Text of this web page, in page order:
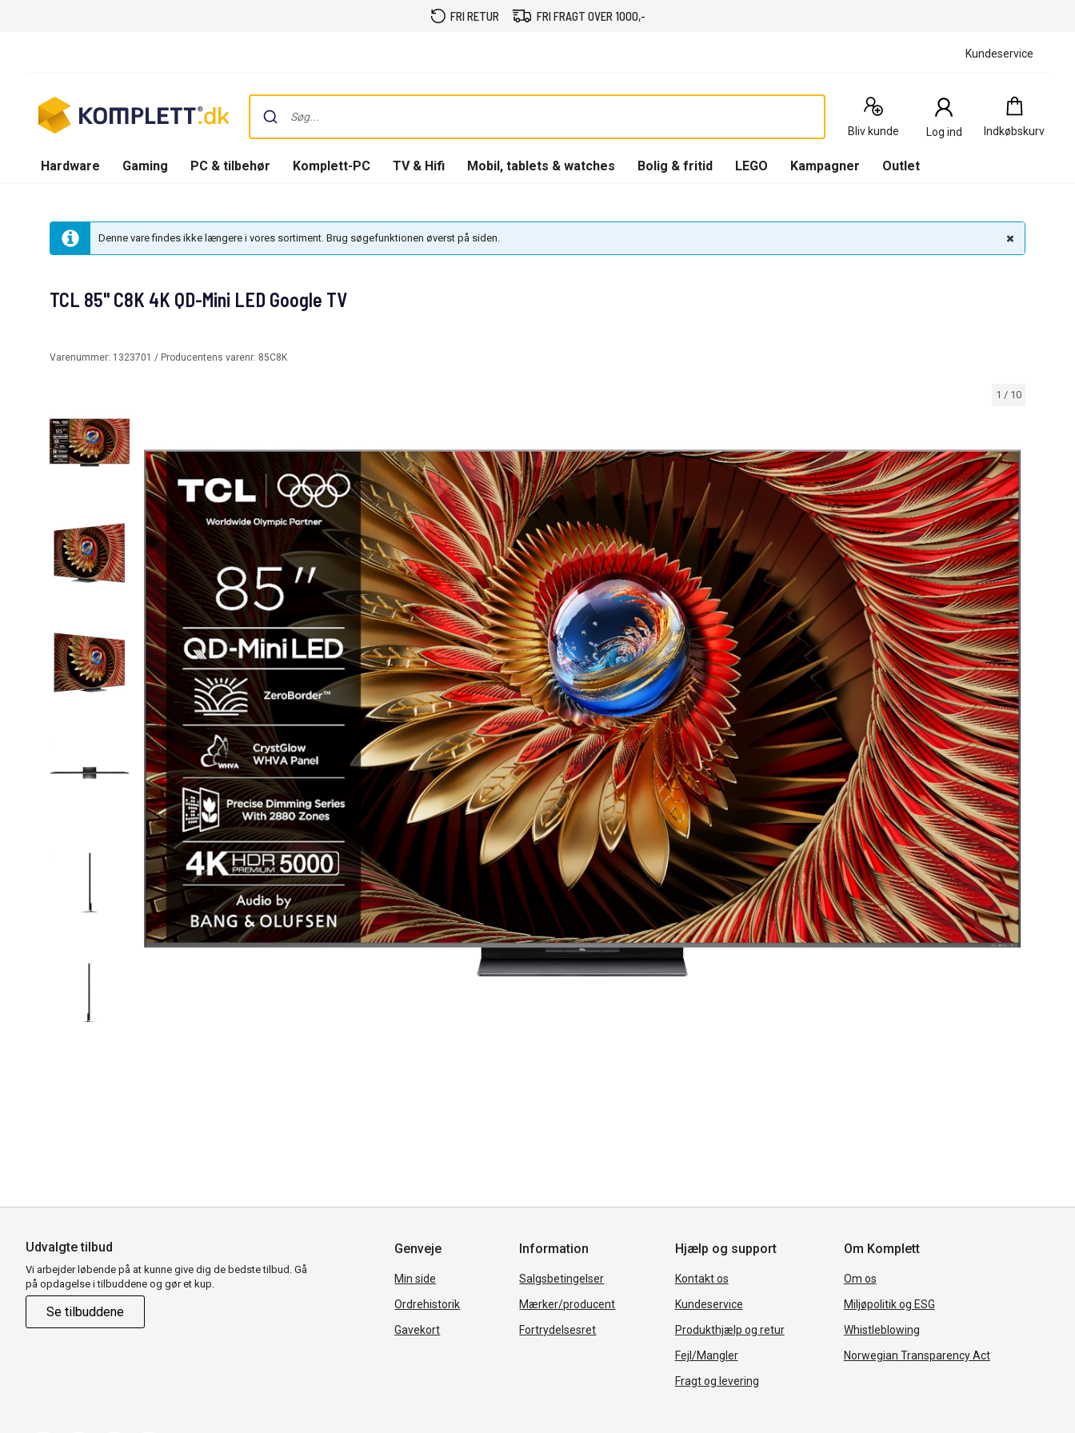
FRI RETUR FRI FRAGT OVER 1000,-
Kundeservice
Bliv kunde Log ind Indkøbskurv
Indkøbskurv
0
Produkter
Hardware Gaming PC & tilbehør Komplett-PC TV & Hifi Mobil, tablets & watches Bolig & fritid LEGO Kampagner Outlet
Denne vare findes ikke længere i vores sortiment. Brug søgefunktionen øverst på siden.
1 / 10
TCL 85" C8K 4K QD-Mini LED Google TV
Varenummer: 1323701 / Producentens varenr: 85C8K
Udvalgte tilbud
Vi arbejder løbende på at kunne give dig de bedste tilbud. Gå
på opdagelse i tilbuddene og gør et kup.
Se tilbuddene
Genveje
Min side
Ordrehistorik
Gavekort
Information
Salgsbetingelser
Mærker/producent
Fortrydelsesret
Hjælp og support
Kontakt os
Kundeservice
Produkthjælp og retur
Fejl/Mangler
Fragt og levering
Om Komplett
Om os
Miljøpolitik og ESG
Whistleblowing
Norwegian Transparency Act